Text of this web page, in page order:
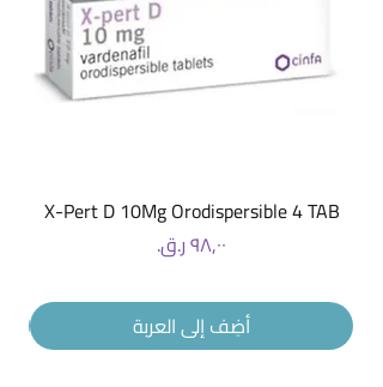
X-Pert D 10Mg Orodispersible 4 TAB
السعر
أضِف إلى العربة